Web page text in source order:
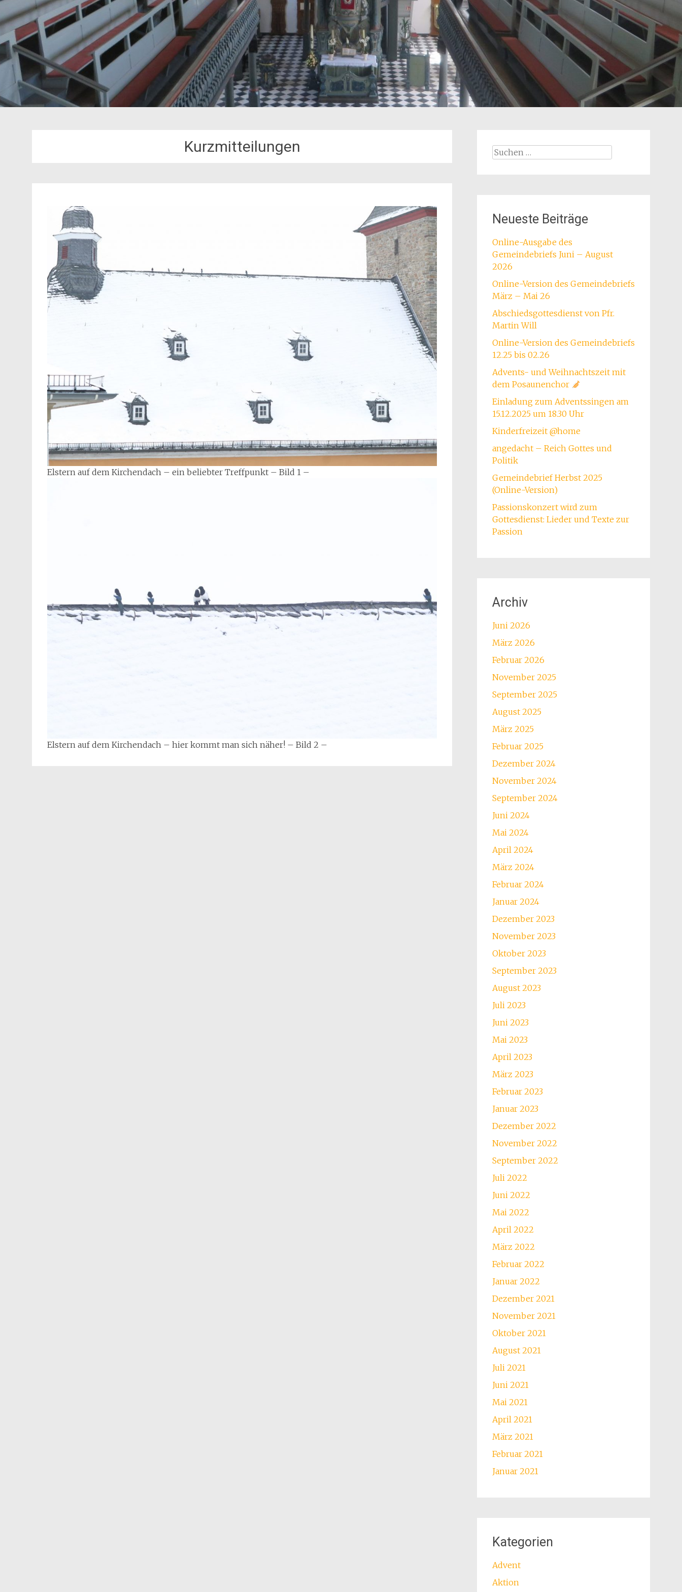
Kurzmitteilungen
Elstern auf dem Kirchendach – ein beliebter Treffpunkt – Bild 1 –
Elstern auf dem Kirchendach – hier kommt man sich näher! – Bild 2 –
Suchen
Neueste Beiträge
Online-Ausgabe des
Gemeindebriefs Juni – August
2026
Online-Version des Gemeindebriefs
März – Mai 26
Abschiedsgottesdienst von Pfr.
Martin Will
Online-Version des Gemeindebriefs
12.25 bis 02.26
Advents- und Weihnachtszeit mit
dem Posaunenchor
Einladung zum Adventssingen am
15.12.2025 um 18.30 Uhr
Kinderfreizeit @home
angedacht – Reich Gottes und
Politik
Gemeindebrief Herbst 2025
(Online-Version)
Passionskonzert wird zum
Gottesdienst: Lieder und Texte zur
Passion
Archiv
Juni 2026
März 2026
Februar 2026
November 2025
September 2025
August 2025
März 2025
Februar 2025
Dezember 2024
November 2024
September 2024
Juni 2024
Mai 2024
April 2024
März 2024
Februar 2024
Januar 2024
Dezember 2023
November 2023
Oktober 2023
September 2023
August 2023
Juli 2023
Juni 2023
Mai 2023
April 2023
März 2023
Februar 2023
Januar 2023
Dezember 2022
November 2022
September 2022
Juli 2022
Juni 2022
Mai 2022
April 2022
März 2022
Februar 2022
Januar 2022
Dezember 2021
November 2021
Oktober 2021
August 2021
Juli 2021
Juni 2021
Mai 2021
April 2021
März 2021
Februar 2021
Januar 2021
Kategorien
Advent
Aktion